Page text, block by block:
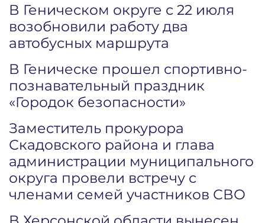
В Геническом округе с 22 июля
возобновили работу два
автобусных маршрута
В Геническе прошел спортивно-
познавательный праздник
«Городок безопасности»
Заместитель прокурора
Скадовского района и глава
администрации муниципального
округа провели встречу с
членами семей участников СВО